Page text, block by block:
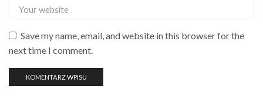
Save my name, email, and website in this browser for the
next time I comment.